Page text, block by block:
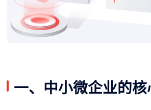
一、中小微企业的